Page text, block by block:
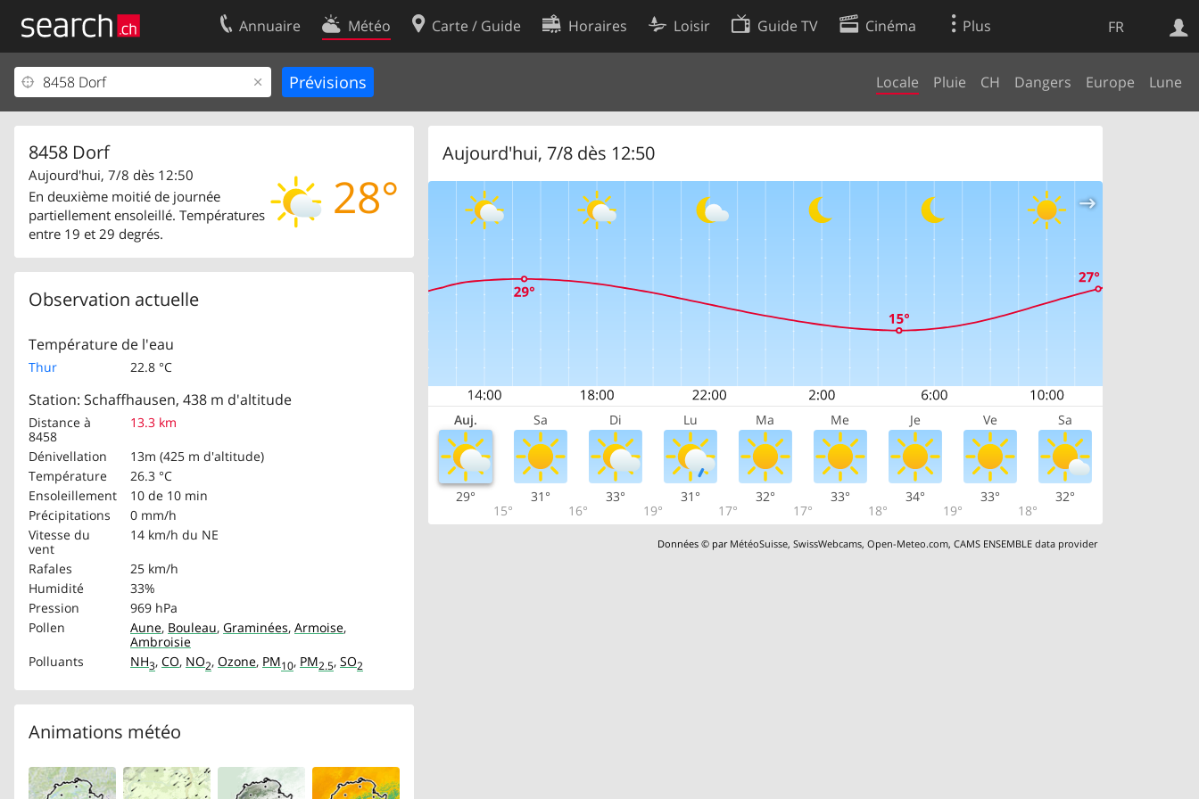
FR
Annuaire Météo Carte / Guide Horaires Loisir Guide TV Cinéma Plus
Locale Pluie CH Dangers Europe Lune
8458 Dorf
28°
Aujourd'hui, 7/8 dès 12:50
En deuxième moitié de journée
partiellement ensoleillé. Températures
entre 19 et 29 degrés.
Observation actuelle
Température de l'eau
Thur 22.8 °C
Station: Schaffhausen, 438 m d'altitude
Distance à
8458
13.3 km
Dénivellation
13m (425 m d'altitude)
Température
26.3 °C
Ensoleillement
10 de 10 min
Précipitations
0 mm/h
Vitesse du
vent
14 km/h du NE
Rafales
25 km/h
Humidité
33%
Pression
969 hPa
Pollen
Aune, Bouleau, Graminées, Armoise,
Ambroisie
Polluants
NH3, CO, NO2, Ozone, PM10, PM2.5, SO2
Animations météo
Aujourd'hui, 7/8 dès 12:50
Auj. Sa Di Lu Ma Me Je Ve Sa
29°
15°
31°
16°
33°
19°
31°
17°
32°
17°
33°
18°
34°
19°
33°
18°
32°
Données © par MétéoSuisse,SwissWebcams,Open-Meteo.com,CAMS ENSEMBLE data provider
Web
Votre inscription
Centre clients
Mentions Légales
Contact
Conditions d’utilisation
Préférences de cookies